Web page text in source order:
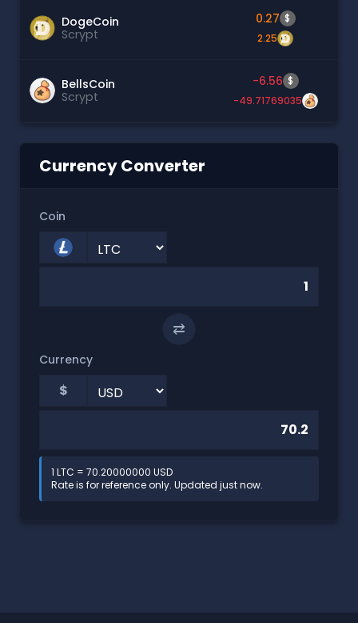
DogeCoin
Scrypt
0.27 $
2.25
BellsCoin
Scrypt
-6.56 $
-49.71769035
Currency Converter
Coin
⇄
Currency
$
1 LTC = 70.20000000 USD
Rate is for reference only. Updated just now.